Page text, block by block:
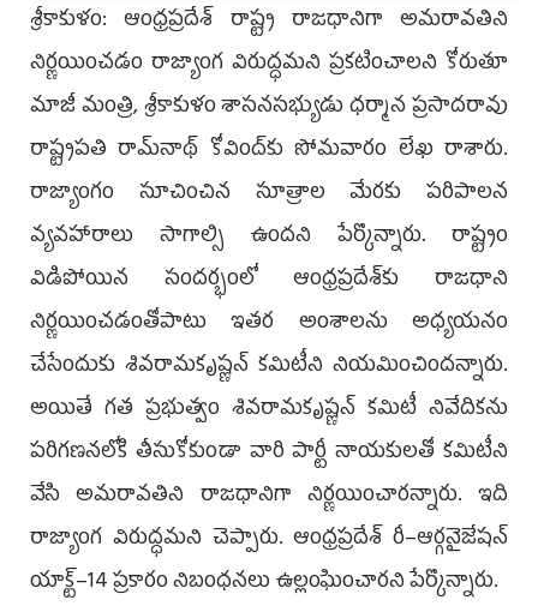
శ్రీకాకుళం: ఆంధ్రప్రదేశ్‌ రాష్ట్ర రాజధానిగా అమరావతిని
నిర్ణయించడం రాజ్యాంగ విరుద్ధమని ప్రకటించాలని కోరుతూ
మాజీ మంత్రి, శ్రీకాకుళం శాసనసభ్యుడు ధర్మాన ప్రసాదరావు
రాష్ట్రపతి రామ్‌నాథ్‌ కోవింద్‌కు సోమవారం లేఖ రాశారు.
రాజ్యాంగం సూచించిన సూత్రాల మేరకు పరిపాలన
వ్యవహారాలు సాగాల్సి ఉందని పేర్కొన్నారు. రాష్ట్రం
విడిపోయిన సందర్భంలో ఆంధ్రప్రదేశ్‌కు రాజధాని
నిర్ణయించడంతోపాటు ఇతర అంశాలను అధ్యయనం
చేసేందుకు శివరామకృష్ణన్‌ కమిటీని నియమించిందన్నారు.
అయితే గత ప్రభుత్వం శివరామకృష్ణన్‌ కమిటీ నివేదికను
పరిగణనలోకి తీసుకోకుండా వారి పార్టీ నాయకులతో కమిటీని
వేసి అమరావతిని రాజధానిగా నిర్ణయించారన్నారు. ఇది
రాజ్యాంగ విరుద్ధమని చెప్పారు. ఆంధ్రప్రదేశ్‌ రీ–ఆర్గనైజేషన్‌
యాక్ట్‌–14 ప్రకారం నిబంధనలు ఉల్లంఘించారని పేర్కొన్నారు.